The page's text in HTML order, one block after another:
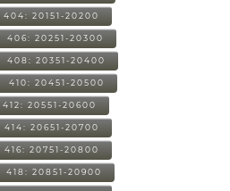
404: 20151-20200
406: 20251-20300
408: 20351-20400
410: 20451-20500
412: 20551-20600
414: 20651-20700
416: 20751-20800
418: 20851-20900